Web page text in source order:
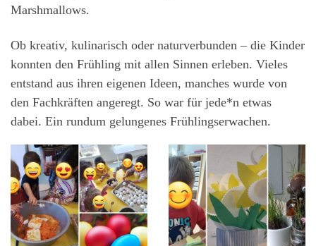
Marshmallows.
Ob kreativ, kulinarisch oder naturverbunden – die Kinder
konnten den Frühling mit allen Sinnen erleben. Vieles
entstand aus ihren eigenen Ideen, manches wurde von
den Fachkräften angeregt. So war für jede*n etwas
dabei. Ein rundum gelungenes Frühlingserwachen.